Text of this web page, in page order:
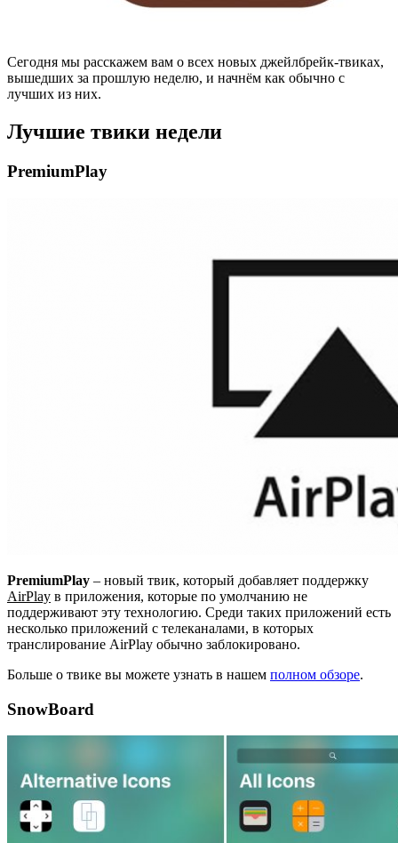
Сегодня мы расскажем вам о всех новых джейлбрейк-твиках,
вышедших за прошлую неделю, и начнём как обычно с
лучших из них.
Лучшие твики недели
PremiumPlay
PremiumPlay – новый твик, который добавляет поддержку
AirPlay в приложения, которые по умолчанию не
поддерживают эту технологию. Среди таких приложений есть
несколько приложений с телеканалами, в которых
транслирование AirPlay обычно заблокировано.
Больше о твике вы можете узнать в нашем полном обзоре.
SnowBoard